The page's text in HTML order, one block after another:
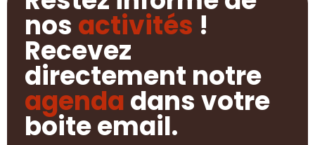
nos activités !
Recevez
directement notre
agendadans votre
boite email.